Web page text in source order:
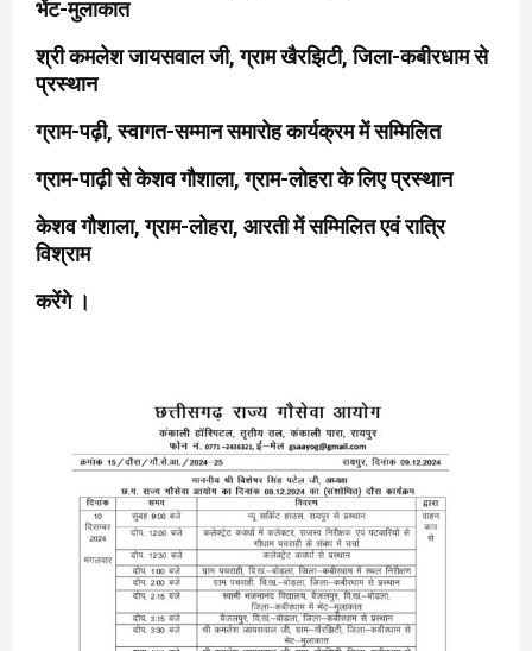
भेंट-मुलाकात
श्री कमलेश जायसवाल जी, ग्राम खैरझिटी, जिला-कबीरधाम से
प्रस्थान
ग्राम-पढ़ी, स्वागत-सम्मान समारोह कार्यक्रम में सम्मिलित
ग्राम-पाढ़ी से केशव गौशाला, ग्राम-लोहरा के लिए प्रस्थान
केशव गौशाला, ग्राम-लोहरा, आरती में सम्मिलित एवं रात्रि
विश्राम
करेंगे ।